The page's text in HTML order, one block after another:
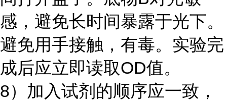
感，避免长时间暴露于光下。
避免用手接触，有毒。实验完
成后应立即读取OD值。
8）加入试剂的顺序应一致，